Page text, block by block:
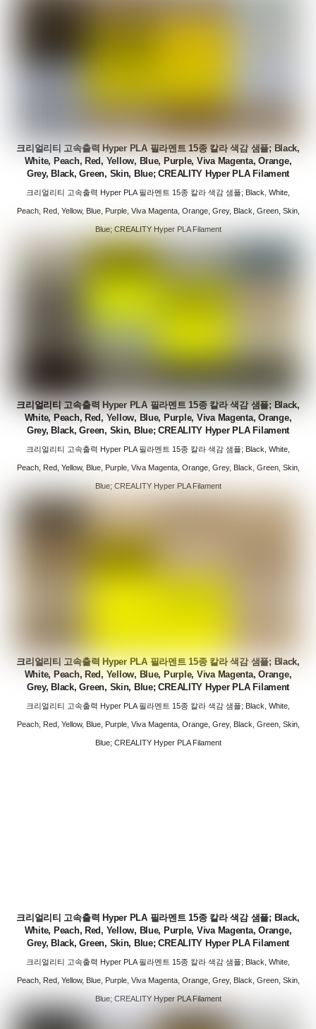
크리얼리티 고속출력 Hyper PLA 필라멘트 15종 칼라 색감 샘플; Black,
White, Peach, Red, Yellow, Blue, Purple, Viva Magenta, Orange,
Grey, Black, Green, Skin, Blue; CREALITY Hyper PLA Filament
크리얼리티 고속출력 Hyper PLA 필라멘트 15종 칼라 색감 샘플; Black, White,
Peach, Red, Yellow, Blue, Purple, Viva Magenta, Orange, Grey, Black, Green, Skin,
Blue; CREALITY Hyper PLA Filament
크리얼리티 고속출력 Hyper PLA 필라멘트 15종 칼라 색감 샘플; Black,
White, Peach, Red, Yellow, Blue, Purple, Viva Magenta, Orange,
Grey, Black, Green, Skin, Blue; CREALITY Hyper PLA Filament
크리얼리티 고속출력 Hyper PLA 필라멘트 15종 칼라 색감 샘플; Black, White,
Peach, Red, Yellow, Blue, Purple, Viva Magenta, Orange, Grey, Black, Green, Skin,
Blue; CREALITY Hyper PLA Filament
크리얼리티 고속출력 Hyper PLA 필라멘트 15종 칼라 색감 샘플; Black,
White, Peach, Red, Yellow, Blue, Purple, Viva Magenta, Orange,
Grey, Black, Green, Skin, Blue; CREALITY Hyper PLA Filament
크리얼리티 고속출력 Hyper PLA 필라멘트 15종 칼라 색감 샘플; Black, White,
Peach, Red, Yellow, Blue, Purple, Viva Magenta, Orange, Grey, Black, Green, Skin,
Blue; CREALITY Hyper PLA Filament
크리얼리티 고속출력 Hyper PLA 필라멘트 15종 칼라 색감 샘플; Black,
White, Peach, Red, Yellow, Blue, Purple, Viva Magenta, Orange,
Grey, Black, Green, Skin, Blue; CREALITY Hyper PLA Filament
크리얼리티 고속출력 Hyper PLA 필라멘트 15종 칼라 색감 샘플; Black, White,
Peach, Red, Yellow, Blue, Purple, Viva Magenta, Orange, Grey, Black, Green, Skin,
Blue; CREALITY Hyper PLA Filament